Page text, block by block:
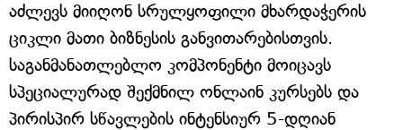
აძლევს მიიღონ სრულყოფილი მხარდაჭერის
ციკლი მათი ბიზნესის განვითარებისთვის.
საგანმანათლებლო კომპონენტი მოიცავს
სპეციალურად შექმნილ ონლაინ კურსებს და
პირისპირ სწავლების ინტენსიურ 5-დღიან